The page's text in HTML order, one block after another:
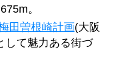
。
田曽根崎計画(大阪
して魅力ある街づ